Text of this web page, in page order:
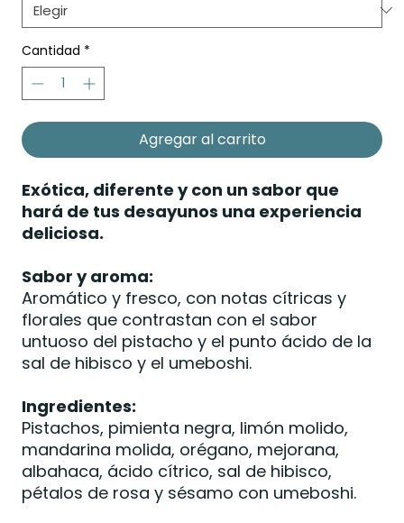
Cantidad *
Agregar al carrito
Exótica, diferente y con un sabor que
hará de tus desayunos una experiencia
deliciosa.
Sabor y aroma:
Aromático y fresco, con notas cítricas y
florales que contrastan con el sabor
untuoso del pistacho y el punto ácido de la
sal de hibisco y el umeboshi.
Ingredientes:
Pistachos, pimienta negra, limón molido,
mandarina molida, orégano, mejorana,
albahaca, ácido cítrico, sal de hibisco,
pétalos de rosa y sésamo con umeboshi.